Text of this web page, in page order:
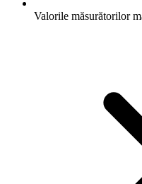
Valorile măsurătorilor